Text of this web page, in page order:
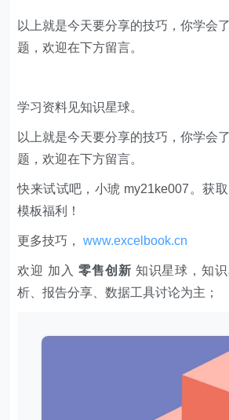
以上就是今天要分享的技巧，你学会
题，欢迎在下方留言。
学习资料见知识星球。
以上就是今天要分享的技巧，你学会
题，欢迎在下方留言。
快来试试吧，小琥 my21ke007。获
模板福利​​​​！
更多技巧，www.excelbook.cn
欢迎 加入 零售创新 知识星球，知
析、报告分享、数据工具讨论为主；